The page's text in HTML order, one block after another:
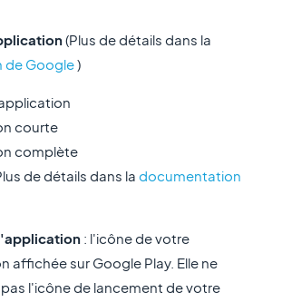
(Plus de détails dans la
Google)
courte
complète
de détails dans la documentation
: l'icône de votre
affichée sur Google Play. Elle ne
l'icône de lancement de votre